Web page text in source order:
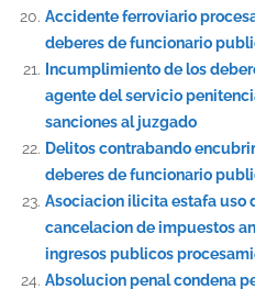
Accidente ferroviario
deberes de funcionario
Incumplimiento de los
agente del servicio
sanciones al juzgado
Delitos contrabando
deberes de funcionario
Asociacion ilicita estafa uso
cancelacion de impuestos
ingresos publicos
Absolucion penal condena